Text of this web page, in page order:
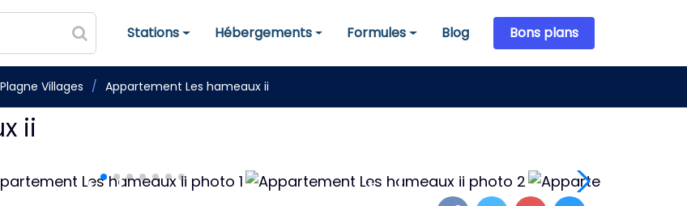
Stations
Stations de skiHébergements
Hébergements Formules
Formules Blog Bons plans
Plagne Villages Appartement Les hameaux ii
ii